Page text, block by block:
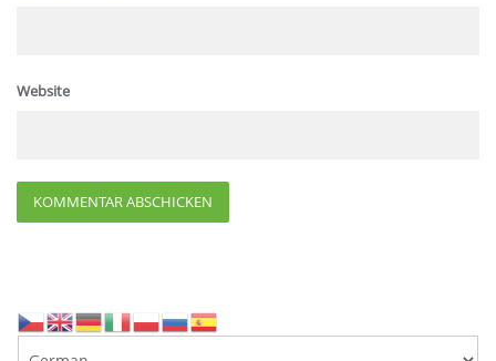
Website